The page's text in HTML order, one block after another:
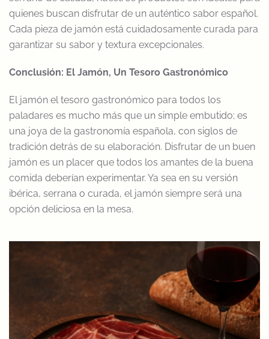
quienes buscan disfrutar de un auténtico sabor español.
Cada pieza de jamón está cuidadosamente curada para
garantizar su sabor y textura excepcionales.
Conclusión: El Jamón, Un Tesoro Gastronómico
El jamón el tesoro gastronómico para todos los
paladares es mucho más que un simple embutido; es
una joya de la gastronomía española, con siglos de
tradición detrás de su elaboración. Disfrutar de un buen
jamón es un placer que todos los amantes de la buena
comida deberían experimentar. Ya sea en su versión
ibérica, serrana o curada, el jamón siempre será una
opción deliciosa en la mesa.